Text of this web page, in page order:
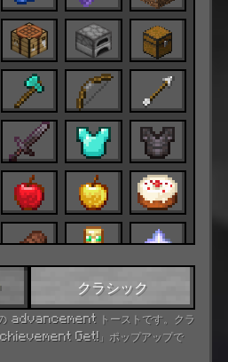
クラシック
advancement トーストです。クラ
Get!」ポップアップで